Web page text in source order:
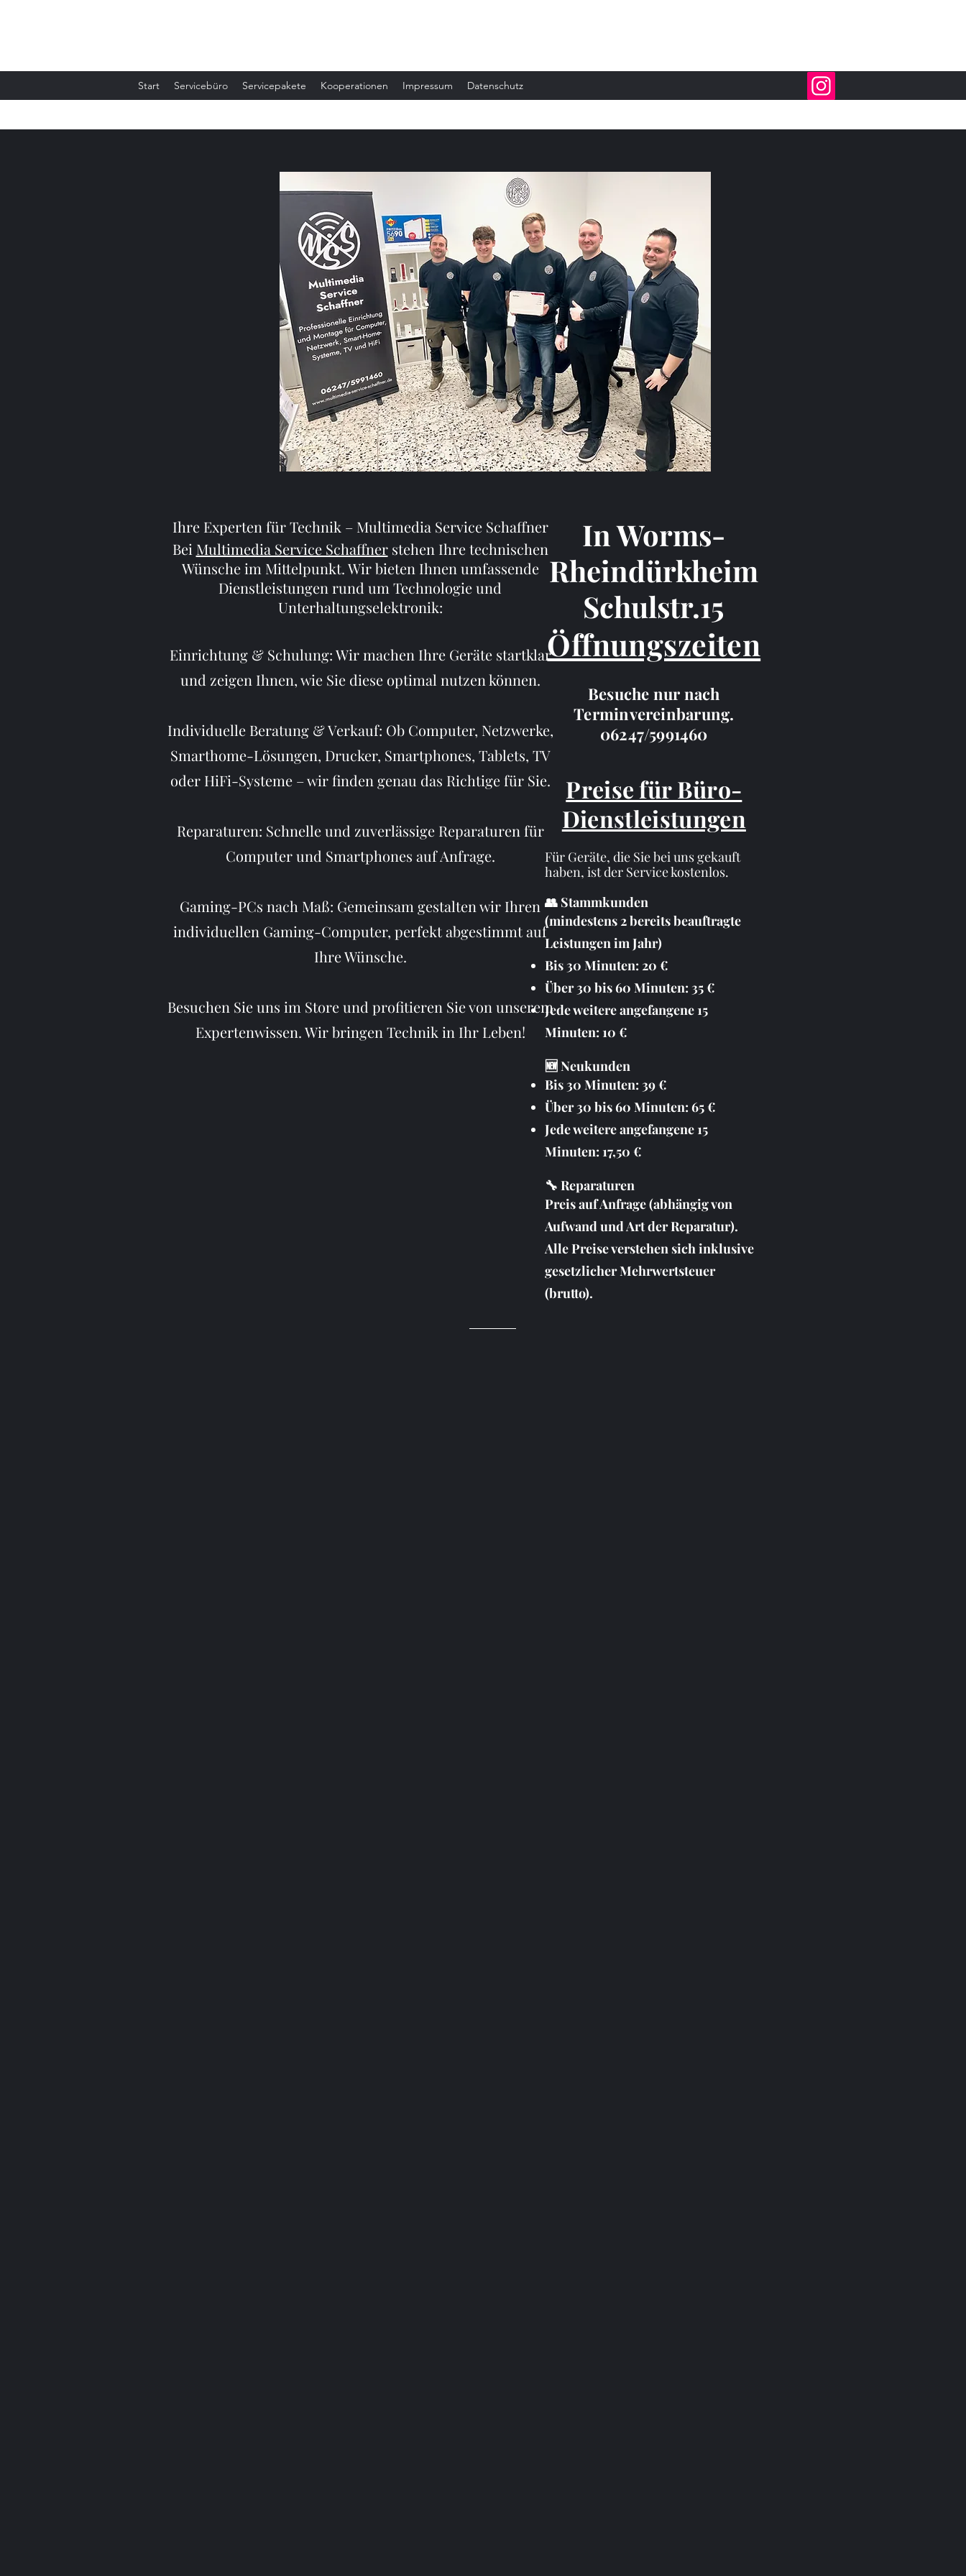
Start Servicebüro Servicepakete Kooperationen Impressum Datenschutz
In Worms-
Rheindürkheim
Schulstr.15
Öffnungszeiten
Besuche nur nach
Terminvereinbarung.
06247/5991460
Preise für Büro-
Dienstleistungen
Für Geräte, die Sie bei uns gekauft
haben, ist der Service kostenlos.
👥 Stammkunden
(mindestens 2 bereits beauftragte
Leistungen im Jahr)
Bis 30 Minuten: 20 €
Über 30 bis 60 Minuten: 35 €
Jede weitere angefangene 15
Minuten: 10 €
🆕 Neukunden
Bis 30 Minuten: 39 €
Über 30 bis 60 Minuten: 65 €
Jede weitere angefangene 15
Minuten: 17,50 €
🔧 Reparaturen
Preis auf Anfrage (abhängig von
Aufwand und Art der Reparatur).
Alle Preise verstehen sich inklusive
gesetzlicher Mehrwertsteuer
(brutto).
Ihre Experten für Technik – Multimedia Service Schaffner
Bei Multimedia Service Schaffnerstehen Ihre technischen
Wünsche im Mittelpunkt. Wir bieten Ihnen umfassende
Dienstleistungen rund um Technologie und
Unterhaltungselektronik:
Einrichtung & Schulung: Wir machen Ihre Geräte startklar
und zeigen Ihnen, wie Sie diese optimal nutzen können.
Individuelle Beratung & Verkauf: Ob Computer, Netzwerke,
Smarthome-Lösungen, Drucker, Smartphones, Tablets, TV
oder HiFi-Systeme – wir finden genau das Richtige für Sie.
Reparaturen: Schnelle und zuverlässige Reparaturen für
Computer und Smartphones auf Anfrage.
Gaming-PCs nach Maß: Gemeinsam gestalten wir Ihren
individuellen Gaming-Computer, perfekt abgestimmt auf
Ihre Wünsche.
Besuchen Sie uns im Store und profitieren Sie von unserem
Expertenwissen. Wir bringen Technik in Ihr Leben!